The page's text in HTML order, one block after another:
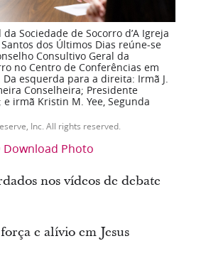
Sociedade de Socorro d’A Igreja
dos Últimos Dias reúne-se
Consultivo Geral da
no Centro de Conferências em
Da esquerda para a direita: Irmã J.
Conselheira; Presidente
e irmã Kristin M. Yee, Segunda
Inc. All rights reserved.
Download Photo
nos vídeos de debate
e alívio em Jesus